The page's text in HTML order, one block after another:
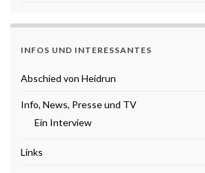
INFOS UND INTERESSANTES
Abschied von Heidrun
Info, News, Presse und TV
Ein Interview
Links